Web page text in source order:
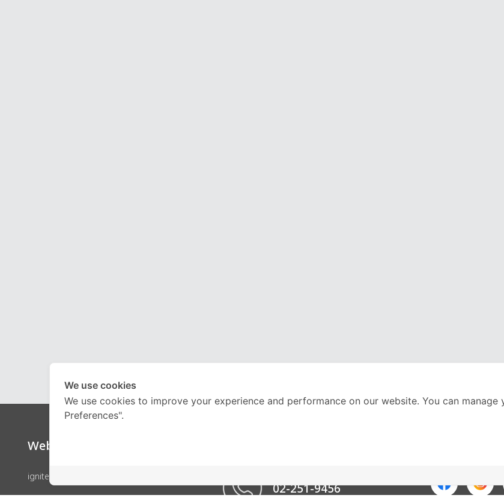
Website
ignite by OnDemand
02-251-9456
We use cookies
We use cookies to improve your experience and performance on our website. You can
Preferences".